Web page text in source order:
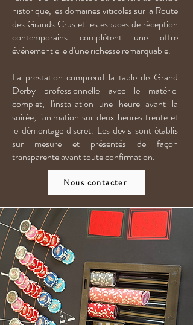
historique, les domaines viticoles sur la Route
des Grands Crus et les espaces de réception
contemporains complètent une offre
événementielle d'une richesse remarquable.
La prestation comprend la table de Grand
Derby professionnelle avec le matériel
complet, l'installation une heure avant la
soirée, l'animation sur deux heures trente et
le démontage discret. Les devis sont établis
sur mesure et présentés de façon
transparente avant toute confirmation.
Nous contacter